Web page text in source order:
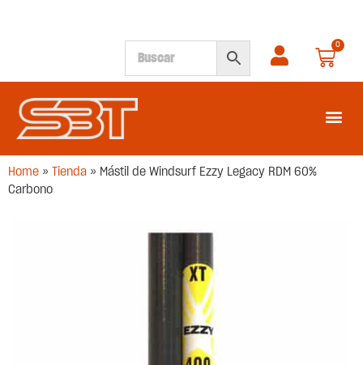
0
Home » Tienda » Mástil de Windsurf Ezzy Legacy RDM 60%
Carbono